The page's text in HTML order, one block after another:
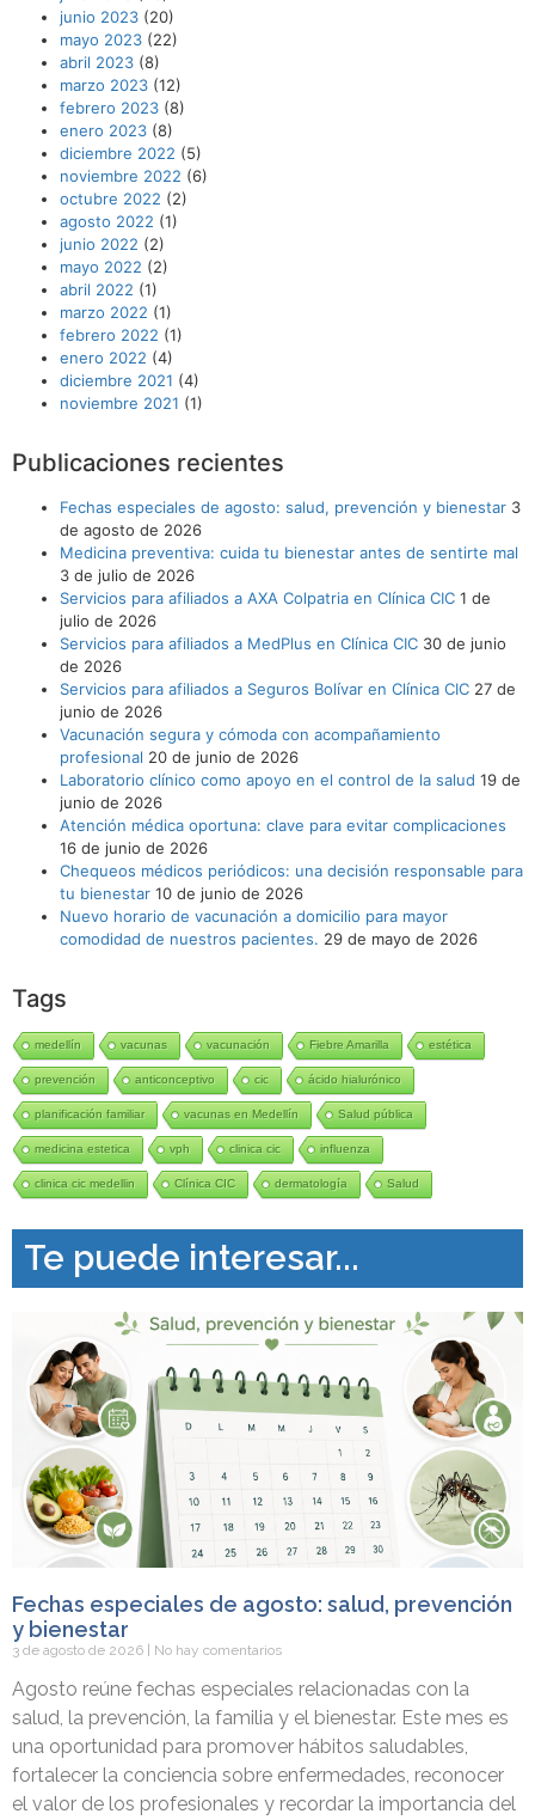
junio 2023 (20)
mayo 2023 (22)
abril 2023 (8)
marzo 2023 (12)
febrero 2023 (8)
enero 2023 (8)
diciembre 2022 (5)
noviembre 2022 (6)
octubre 2022 (2)
agosto 2022 (1)
junio 2022 (2)
mayo 2022 (2)
abril 2022 (1)
marzo 2022 (1)
febrero 2022 (1)
enero 2022 (4)
diciembre 2021 (4)
noviembre 2021 (1)
Publicaciones recientes
Fechas especiales de agosto: salud, prevención y bienestar 3
de agosto de 2026
Medicina preventiva: cuida tu bienestar antes de sentirte mal
3 de julio de 2026
Servicios para afiliados a AXA Colpatria en Clínica CIC 1 de
julio de 2026
Servicios para afiliados a MedPlus en Clínica CIC 30 de junio
de 2026
Servicios para afiliados a Seguros Bolívar en Clínica CIC 27 de
junio de 2026
Vacunación segura y cómoda con acompañamiento
profesional 20 de junio de 2026
Laboratorio clínico como apoyo en el control de la salud 19 de
junio de 2026
Atención médica oportuna: clave para evitar complicaciones
16 de junio de 2026
Chequeos médicos periódicos: una decisión responsable para
tu bienestar 10 de junio de 2026
Nuevo horario de vacunación a domicilio para mayor
comodidad de nuestros pacientes. 29 de mayo de 2026
Tags
medellín vacunas vacunación Fiebre Amarilla estética
prevención anticonceptivo cic ácido hialurónico
planificación familiar vacunas en Medellín Salud pública
medicina estetica vph clinica cic influenza
clinica cic medellin Clínica CIC dermatología Salud
Te puede interesar...
Fechas especiales de agosto: salud, prevención
y bienestar
3 de agosto de 2026 No hay comentarios
Agosto reúne fechas especiales relacionadas con la
salud, la prevención, la familia y el bienestar. Este mes es
una oportunidad para promover hábitos saludables,
fortalecer la conciencia sobre enfermedades, reconocer
el valor de los profesionales y recordar la importancia del